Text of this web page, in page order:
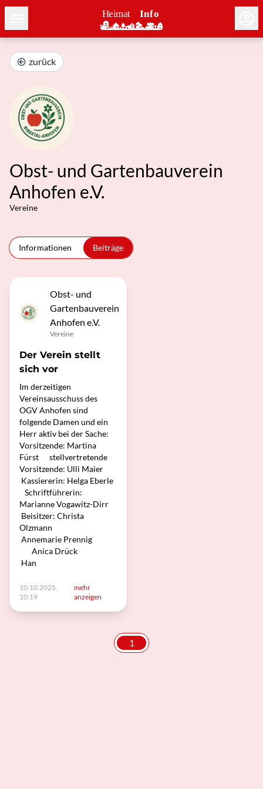
zurück
Obst- und Gartenbauverein
Anhofen e.V.
Vereine
Informationen Beiträge
Obst- und
Gartenbauverein
Anhofen e.V.
Vereine
Der Verein stellt
sich vor
Im derzeitigen
Vereinsausschuss des
OGV Anhofen sind
folgende Damen und ein
Herr aktiv bei der Sache:
Vorsitzende: Martina
Fürst stellvertretende
Vorsitzende: Ulli Maier
Kassiererin: Helga Eberle
Schriftführerin:
Marianne Vogawitz-Dirr
Beisitzer: Christa
Olzmann
Annemarie Prennig
Anica Drück
Han
10.10.2025,
10:19
mehr
anzeigen
1